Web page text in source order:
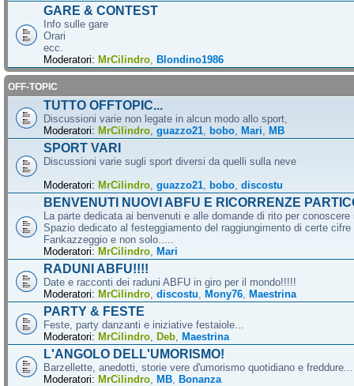
GARE & CONTEST
Info sulle gare
Orari
ecc.
Moderatori: MrCilindro Blondino1986
OFF-TOPIC
TUTTO OFFTOPIC...
Discussioni varie non legate in alcun modo allo sport,
Moderatori: MrCilindro guazzo21 bobo Mari MB
SPORT VARI
Discussioni varie sugli sport diversi da quelli sulla neve
Moderatori: MrCilindro guazzo21 bobo discostu
BENVENUTI NUOVI ABFU E RICORRENZE
La parte dedicata ai benvenuti e alle domande di rito per
Spazio dedicato al festeggiamento del raggiungimento di certe cifre
Fankazzeggio e non solo.....
Moderatori: MrCilindro Mari
RADUNI ABFU!!!!
Date e racconti dei raduni ABFU in giro per il mondo!!!!!
Moderatori: MrCilindro discostu Mony76 Maestrina
PARTY & FESTE
Feste, party danzanti e iniziative festaiole...
Moderatori: MrCilindro Deb Maestrina
L'ANGOLO DELL'UMORISMO!
Barzellette, anedotti, storie vere d'umorismo quotidiano e
Moderatori: MrCilindro MB Bonanza